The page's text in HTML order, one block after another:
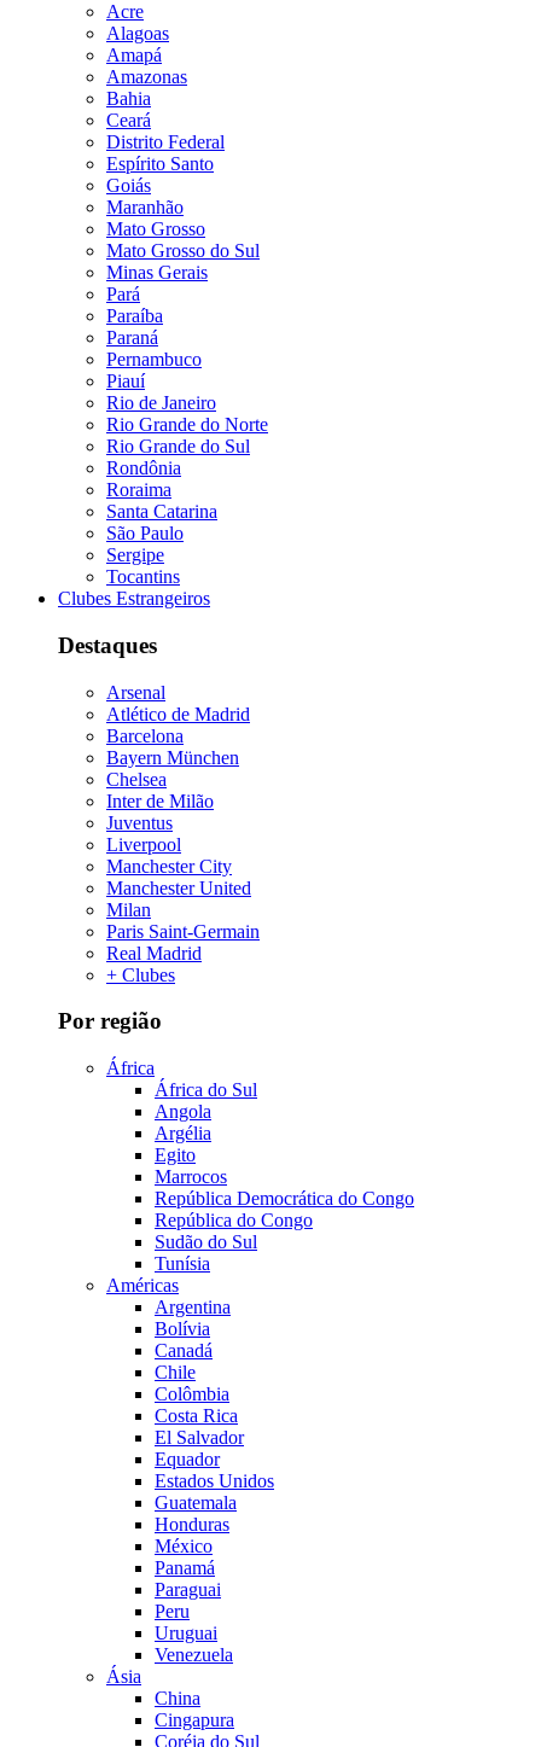
Acre
Alagoas
Amapá
Amazonas
Bahia
Ceará
Distrito Federal
Espírito Santo
Goiás
Maranhão
Mato Grosso
Mato Grosso do Sul
Minas Gerais
Pará
Paraíba
Paraná
Pernambuco
Piauí
Rio de Janeiro
Rio Grande do Norte
Rio Grande do Sul
Rondônia
Roraima
Santa Catarina
São Paulo
Sergipe
Tocantins
Clubes Estrangeiros
Destaques
Arsenal
Atlético de Madrid
Barcelona
Bayern München
Chelsea
Inter de Milão
Juventus
Liverpool
Manchester City
Manchester United
Milan
Paris Saint-Germain
Real Madrid
+ Clubes
Por região
África
África do Sul
Angola
Argélia
Egito
Marrocos
República Democrática do Congo
República do Congo
Sudão do Sul
Tunísia
Américas
Argentina
Bolívia
Canadá
Chile
Colômbia
Costa Rica
El Salvador
Equador
Estados Unidos
Guatemala
Honduras
México
Panamá
Paraguai
Peru
Uruguai
Venezuela
Ásia
China
Cingapura
Coréia do Sul